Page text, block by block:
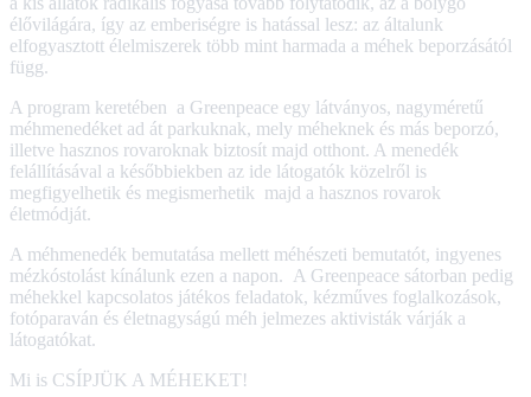
élővilágára, így az emberiségre is hatással lesz: az általunk
elfogyasztott élelmiszerek több mint harmada a méhek beporzásától
függ.
A program keretében a Greenpeace egy látványos, nagyméretű
méhmenedéket ad át parkuknak, mely méheknek és más beporzó,
illetve hasznos rovaroknak biztosít majd otthont. A menedék
felállításával a későbbiekben az ide látogatók közelről is
megfigyelhetik és megismerhetik majd a hasznos rovarok
életmódját.
A méhmenedék bemutatása mellett méhészeti bemutatót, ingyenes
mézkóstolást kínálunk ezen a napon. A Greenpeace sátorban pedig
méhekkel kapcsolatos játékos feladatok, kézműves foglalkozások,
fotóparaván és életnagyságú méh jelmezes aktivisták várják a
látogatókat.
Mi is CSÍPJÜK A MÉHEKET!